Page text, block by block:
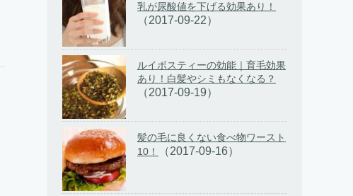
乳が尿酸値を下げる効果あり！
（2017-09-22）
ルイボスティーの効能｜育毛効果
あり！白髪やシミもなくなる？
（2017-09-19）
髪の毛に良くない食べ物ワースト
10！
（2017-09-16）